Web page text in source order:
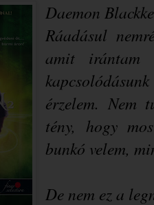
Daemon
Ráadásul
amit irántam
érzelem. Nem
tény, hogy
bunkó velem,
De nem ez a